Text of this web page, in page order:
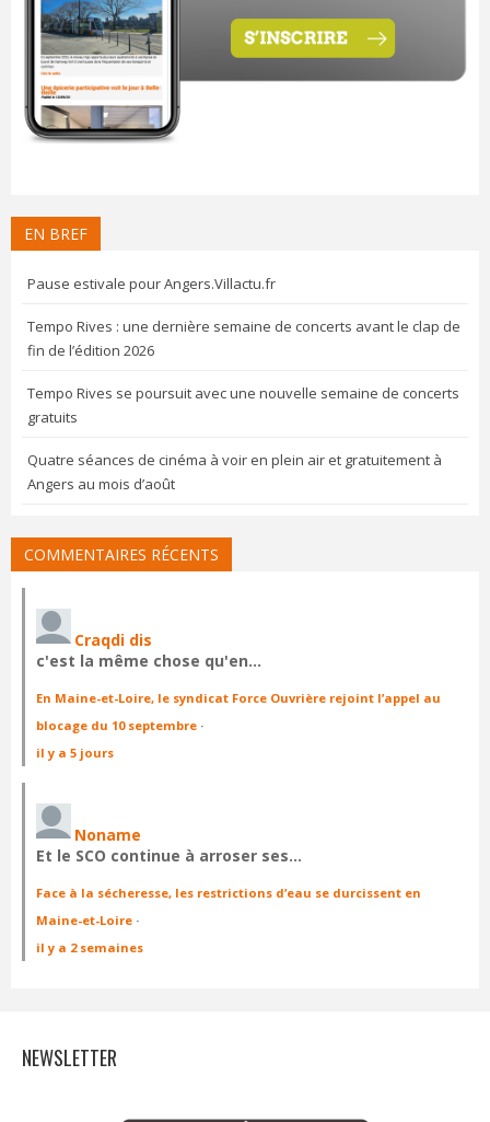
EN BREF
Pause estivale pour Angers.Villactu.fr
Tempo Rives : une dernière semaine de concerts avant le clap de
fin de l’édition 2026
Tempo Rives se poursuit avec une nouvelle semaine de concerts
gratuits
Quatre séances de cinéma à voir en plein air et gratuitement à
Angers au mois d’août
COMMENTAIRES RÉCENTS
Craqdi dis
c'est la même chose qu'en…
En Maine-et-Loire, le syndicat Force Ouvrière rejoint l’appel au
blocage du 10 septembre ·
il y a 5 jours
Noname
Et le SCO continue à arroser ses…
Face à la sécheresse, les restrictions d’eau se durcissent en
Maine-et-Loire ·
il y a 2 semaines
NEWSLETTER